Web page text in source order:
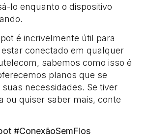
lo enquanto o dispositivo
é incrivelmente útil para
conectado em qualquer
sabemos como isso é
planos que se
necessidades. Se tiver
ou quiser saber mais, conte
#ConexãoSemFios